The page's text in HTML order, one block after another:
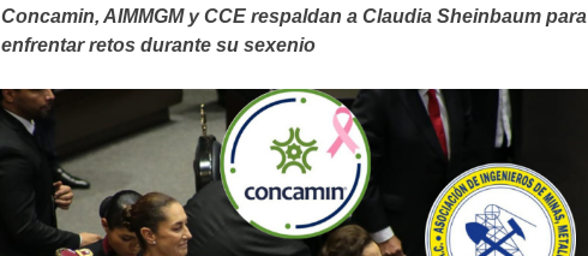
Concamin, AIMMGM y CCE respaldan a Claudia Sheinbaum para
enfrentar retos durante su sexenio